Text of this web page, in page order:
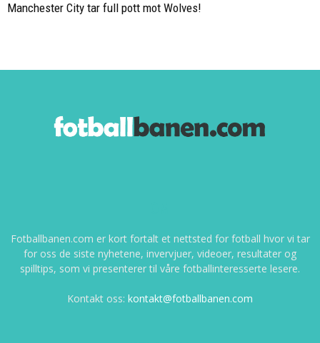
Manchester City tar full pott mot Wolves!
Fotballbanen.com er kort fortalt et nettsted for fotball hvor vi tar
for oss de siste nyhetene, invervjuer, videoer, resultater og
spilltips, som vi presenterer til våre fotballinteresserte lesere.
Kontakt oss: kontakt@fotballbanen.com